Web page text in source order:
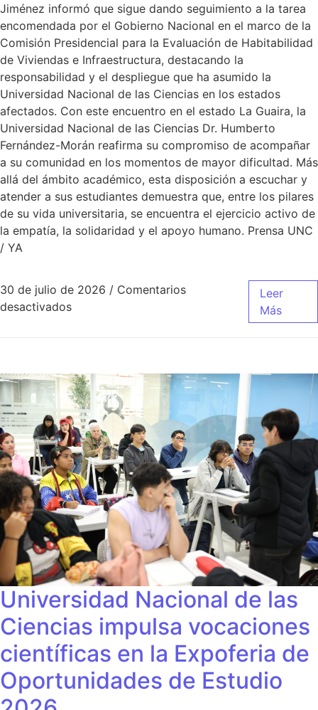
Jiménez informó que sigue dando seguimiento a la tarea
encomendada por el Gobierno Nacional en el marco de la
Comisión Presidencial para la Evaluación de Habitabilidad
de Viviendas e Infraestructura, destacando la
responsabilidad y el despliegue que ha asumido la
Universidad Nacional de las Ciencias en los estados
afectados. Con este encuentro en el estado La Guaira, la
Universidad Nacional de las Ciencias Dr. Humberto
Fernández-Morán reafirma su compromiso de acompañar
a su comunidad en los momentos de mayor dificultad. Más
allá del ámbito académico, esta disposición a escuchar y
atender a sus estudiantes demuestra que, entre los pilares
de su vida universitaria, se encuentra el ejercicio activo de
la empatía, la solidaridad y el apoyo humano. Prensa UNC
/ YA
30 de julio de 2026 / Comentarios
desactivados
Leer
Más
Universidad Nacional de las
Ciencias impulsa vocaciones
científicas en la Expoferia de
Oportunidades de Estudio